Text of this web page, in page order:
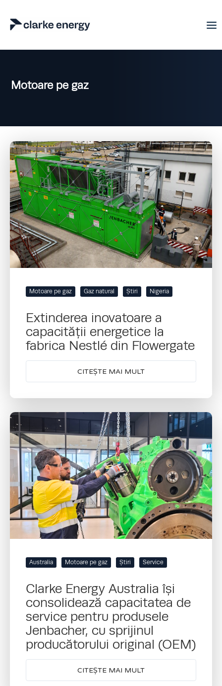
Motoare pe gaz
Motoare pe gaz Gaz natural Știri Nigeria
Extinderea inovatoare a
capacității energetice la
fabrica Nestlé din Flowergate
CITEȘTE MAI MULT
Australia Motoare pe gaz Știri Service
Clarke Energy Australia își
consolidează capacitatea de
service pentru produsele
Jenbacher, cu sprijinul
producătorului original (OEM)
CITEȘTE MAI MULT